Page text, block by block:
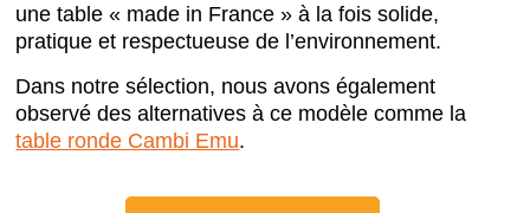
une table « made in France » à la fois solide,
pratique et respectueuse de l’environnement.
Dans notre sélection, nous avons également
observé des alternatives à ce modèle comme la
table ronde Cambi Emu.